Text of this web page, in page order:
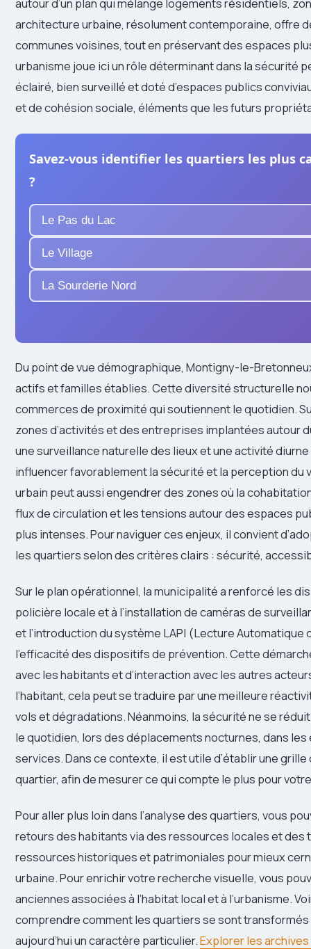
architecture urbaine, résolument contemporaine, offre
communes voisines, tout en préservant des espaces
urbanisme joue ici un rôle déterminant dans la sécurité
éclairé, bien surveillé et doté d’espaces publics
et de cohésion sociale, éléments que les futurs
Savez-vous identifier les quartiers les plus
?
Le Pas du Lac
Le Village
La Sourderie Nord
Du point de vue démographique, Montigny-le-
actifs et familles établies. Cette diversité structurelle
commerces de proximité qui soutiennent le quotidien.
zones d’activités et des entreprises implantées autour
une surveillance naturelle des lieux et une activité
influencer favorablement la sécurité et la perception
urbain peut aussi engendrer des zones où la
flux de circulation et les tensions autour des espaces
plus intenses. Pour naviguer ces enjeux, il convient
les quartiers selon des critères clairs : sécurité,
Sur le plan opérationnel, la municipalité a renforcé les
policière locale et à l’installation de caméras de
et l’introduction du système LAPI (Lecture
l’efficacité des dispositifs de prévention. Cette
avec les habitants et d’interaction avec les autres
l’habitant, cela peut se traduire par une meilleure
vols et dégradations. Néanmoins, la sécurité ne se
le quotidien, lors des déplacements nocturnes, dans les
services. Dans ce contexte, il est utile d’établir une
quartier, afin de mesurer ce qui compte le plus pour
Pour aller plus loin dans l’analyse des quartiers, vous
retours des habitants via des ressources locales et
ressources historiques et patrimoniales pour mieux
urbaine. Pour enrichir votre recherche visuelle, vous
anciennes associées à l’habitat local et à l’urbanisme.
comprendre comment les quartiers se sont
aujourd’hui un caractère particulier.Explorer les